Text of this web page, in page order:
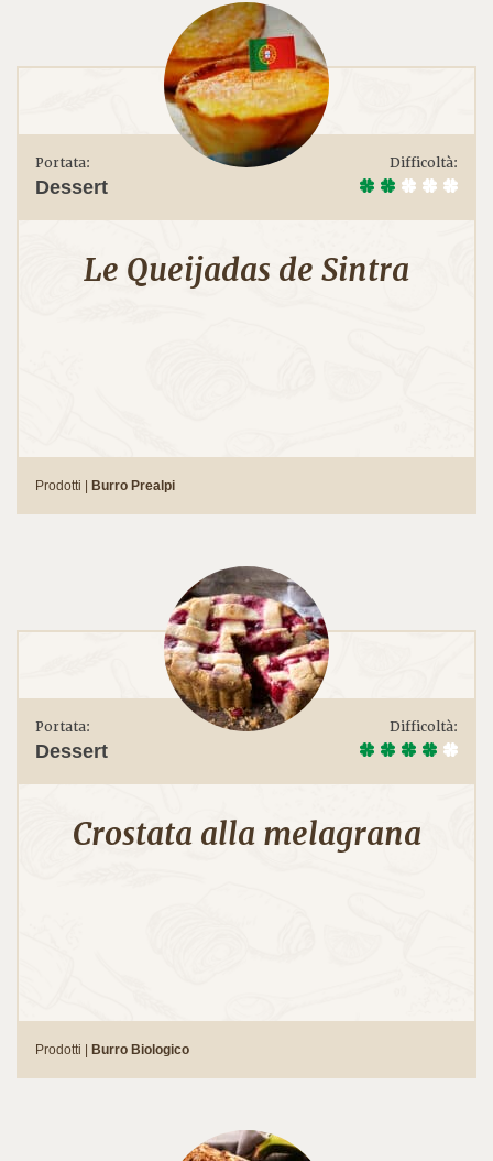
Portata:
Dessert
Difficoltà:
Le Queijadas de Sintra
Prodotti | Burro Prealpi
Portata:
Dessert
Difficoltà:
Crostata alla melagrana
Prodotti | Burro Biologico